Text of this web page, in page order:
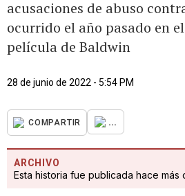
acusaciones de abuso
ocurrido el año pasado en
película de Baldwin
28 de junio de 2022 - 5:54 PM
COMPARTIR ...
ARCHIVO
Esta historia fue publicada hace más